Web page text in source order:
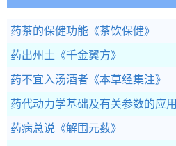
药茶的保健功能 《茶饮保健》
药出州土 《千金翼方》
药不宜入汤酒者 《本草经集注》
药代动力学基础及有关参数的应用
药病总说 《解围元薮》